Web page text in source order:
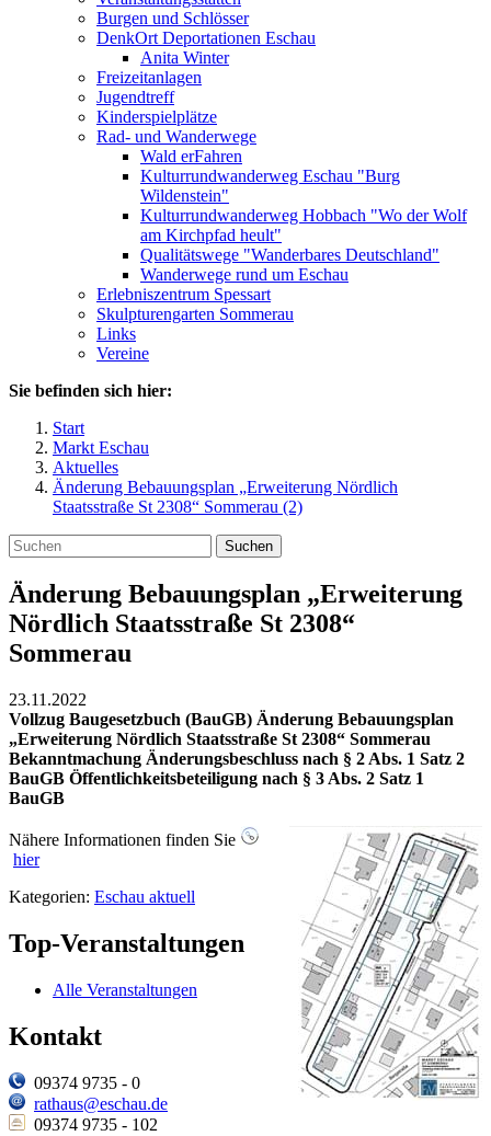
Burgen und Schlösser
DenkOrt Deportationen Eschau
Anita Winter
Freizeitanlagen
Jugendtreff
Kinderspielplätze
Rad- und Wanderwege
Wald erFahren
Kulturrundwanderweg Eschau "Burg
Wildenstein"
Kulturrundwanderweg Hobbach "Wo der Wolf
am Kirchpfad heult"
Qualitätswege "Wanderbares Deutschland"
Wanderwege rund um Eschau
Erlebniszentrum Spessart
Skulpturengarten Sommerau
Links
Vereine
Sie befinden sich hier:
Start
Markt Eschau
Aktuelles
Änderung Bebauungsplan „Erweiterung Nördlich
Staatsstraße St 2308“ Sommerau (2)
Suchen
Änderung Bebauungsplan „Erweiterung
Nördlich Staatsstraße St 2308“
Sommerau
23.11.2022
Vollzug Baugesetzbuch (BauGB) Änderung Bebauungsplan
„Erweiterung Nördlich Staatsstraße St 2308“ Sommerau
Bekanntmachung Änderungsbeschluss nach § 2 Abs. 1 Satz 2
BauGB Öffentlichkeitsbeteiligung nach § 3 Abs. 2 Satz 1
BauGB
Nähere Informationen finden Sie
hier
Kategorien: Eschau aktuell
Top-Veranstaltungen
Alle Veranstaltungen
Kontakt
09374 9735 - 0
rathaus@eschau.de
09374 9735 - 102